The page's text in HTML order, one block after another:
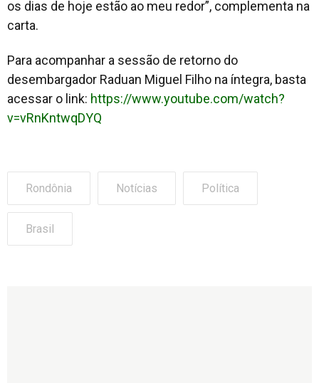
os dias de hoje estão ao meu redor”, complementa na
carta.
Para acompanhar a sessão de retorno do
desembargador Raduan Miguel Filho na íntegra, basta
acessar o link: https://www.youtube.com/watch?
v=vRnKntwqDYQ
Rondônia Notícias Política
Brasil